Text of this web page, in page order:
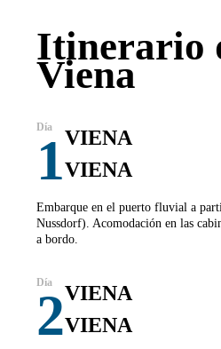
Itinerario
Viena
1VIENA
VIENA
Embarque en el puerto fluvial a
Nussdorf). Acomodación en las
a bordo.
2VIENA
VIENA